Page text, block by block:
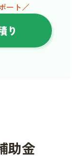
ート／
り
助金